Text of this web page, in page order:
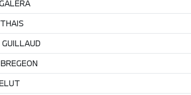
GUILLAUD
BREGEON